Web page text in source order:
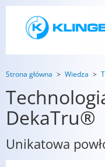
Strona główna Wiedza
DekaTru®
Unikatowa